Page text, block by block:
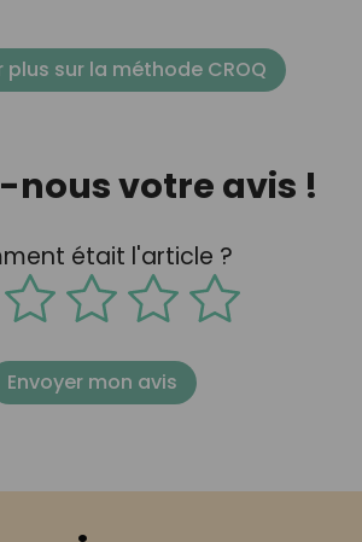
plus sur la méthode CROQ
nous votre avis !
était l'article ?
Envoyer mon avis